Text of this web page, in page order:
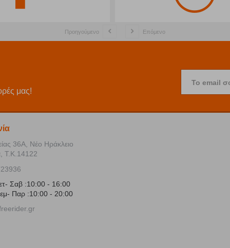
Προηγούμενο Επόμενο
μας!
Το email
36Α, Νέο Ηράκλειο
Τ.Κ.14122
Σαβ :10:00 - 16:00
Παρ :10:00 - 20:00